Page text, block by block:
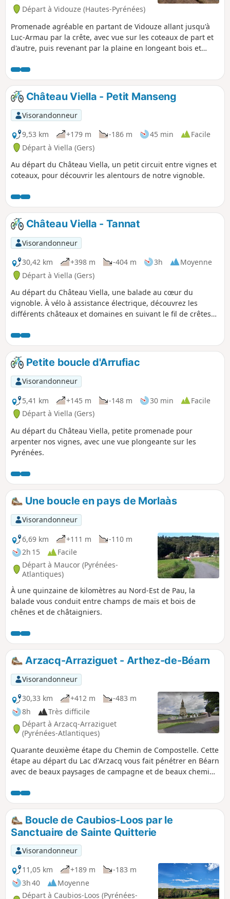
Départ à Vidouze (Hautes-Pyrénées)
Promenade agréable en partant de Vidouze allant jusqu'à
Luc-Armau par la crête, avec vue sur les coteaux de part et
d'autre, puis revenant par la plaine en longeant bois et
Pyrénées.
Château Viella - Petit Manseng
Visorandonneur
9,53 km
+179 m -186 m 45 min
Facile
Départ à Viella (Gers)
Au départ du Château Viella, un petit circuit entre vignes et
coteaux, pour découvrir les alentours de notre vignoble.
Château Viella - Tannat
Visorandonneur
30,42 km
+398 m -404 m 3h
Moyenne
Départ à Viella (Gers)
Au départ du Château Viella, une balade au cœur du
vignoble. À vélo à assistance électrique, découvrez les
différents châteaux et domaines en suivant le fil de crêtes
Maison des Vins et Chez Madiran ! Une randonnée
principalement sur route, accessible et praticable toutes les
saisons et par tous les temps !
Petite boucle d'Arrufiac
Visorandonneur
5,41 km
+145 m -148 m 30 min
Facile
Départ à Viella (Gers)
Au départ du Château Viella, petite promenade pour
arpenter nos vignes, avec une vue plongeante sur les
Pyrénées.
Une boucle en pays de Morlaàs
Visorandonneur
6,69 km
+111 m
-110 m
2h 15
Facile
Départ à Maucor (Pyrénées-
Atlantiques)
À une quinzaine de kilomètres au Nord-Est de Pau, la
balade vous conduit entre champs de maïs et bois de
chênes et de châtaigniers.
Arzacq-Arraziguet - Arthez-de-Béarn
Visorandonneur
30,33 km
+412 m
-483 m
8h
Très difficile
Départ à Arzacq-Arraziguet
(Pyrénées-Atlantiques)
Quarante deuxième étape du Chemin de Compostelle. Cette
étape au départ du Lac d'Arzacq vous fait pénétrer en Béarn
avec de beaux paysages de campagne et de beaux chemins
Boucle de Caubios-Loos par le
Sanctuaire de Sainte Quitterie
Visorandonneur
11,05 km
+189 m
-183 m
3h 40
Moyenne
Départ à Caubios-Loos (Pyrénées-